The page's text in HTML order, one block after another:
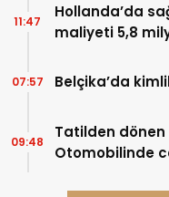
Hollanda’da
maliyeti 5,8
11:47
Belçika’da
07:57
Tatilden dönen
Otomobilinde
09:48